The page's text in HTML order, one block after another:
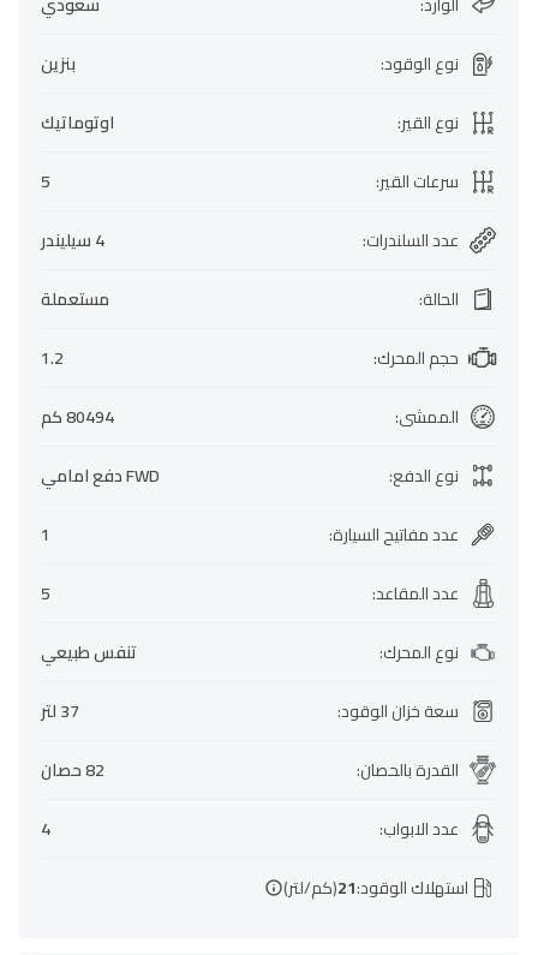
نوع الوقود:
بنزين
نوع القير:
اوتوماتيك
سرعات القير:
5
عدد السلندرات:
4 سيليندر
الحالة:
مستعملة
حجم المحرك:
1.2
الممشى:
80494 كم
نوع الدفع:
FWD دفع امامي
عدد مفاتيح السيارة:
1
عدد المقاعد:
5
نوع المحرك:
تنفس طبيعي
سعة خزان الوقود:
37 لتر
القدرة بالحصان:
82 حصان
عدد الابواب:
4
استهلاك الوقود:21(كم/لتر)